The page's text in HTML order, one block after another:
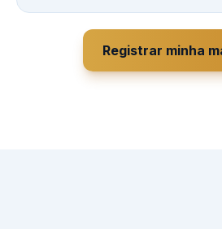
Registrar minha